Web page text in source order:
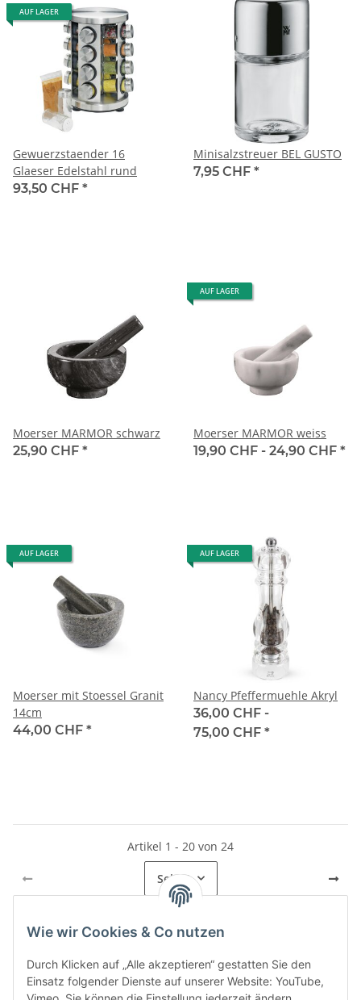
AUF LAGER
Gewuerzstaender 16
Glaeser Edelstahl rund
93,50 CHF *
Minisalzstreuer BEL GUSTO
7,95 CHF *
Moerser MARMOR schwarz
25,90 CHF *
AUF LAGER
Moerser MARMOR weiss
19,90 CHF - 24,90 CHF *
AUF LAGER
Moerser mit Stoessel Granit
14cm
44,00 CHF *
AUF LAGER
Nancy Pfeffermuehle Akryl
36,00 CHF -
75,00 CHF *
Artikel 1 - 20 von 24
Seite1
Kategorien
Wie wir Cookies & Co nutzen
Durch Klicken auf „Alle akzeptieren“ gestatten Sie den
Einsatz folgender Dienste auf unserer Website: YouTube,